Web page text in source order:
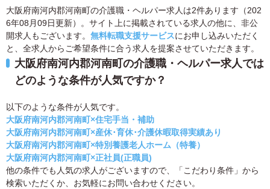
大阪府南河内郡河南町の介護職・ヘルパー求人は2件あります（202
6年08月09日更新）。サイト上に掲載されている求人の他に、非公
開求人もございます。 無料転職支援サービスにお申し込みいただく
と、全求人からご希望条件に合う求人を提案させていただきます。
大阪府南河内郡河南町の介護職・ヘルパー求人では
どのような条件が人気ですか？
以下のような条件が人気です。
大阪府南河内郡河南町×住宅手当・補助
大阪府南河内郡河南町×産休･育休･介護休暇取得実績あり
大阪府南河内郡河南町×特別養護老人ホーム（特養）
大阪府南河内郡河南町×正社員(正職員)
他の条件でも人気の求人がございますので、「こだわり条件」から
検索いただくか、お気軽にお問い合わせください。